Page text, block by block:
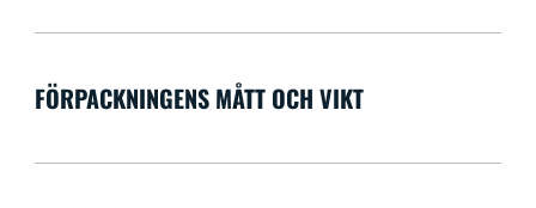
FÖRPACKNINGENS MÅTT OCH VIKT